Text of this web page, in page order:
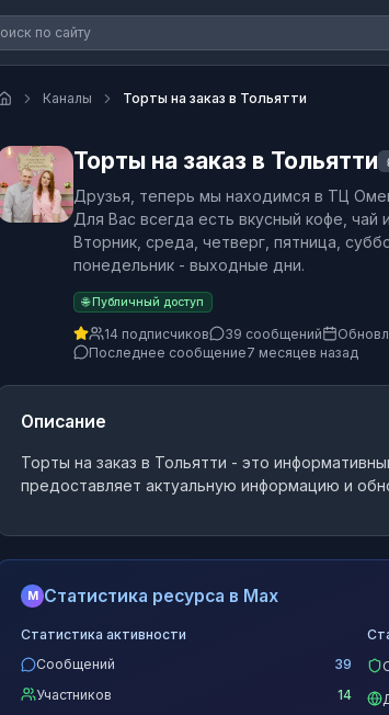
Каналы Торты на заказ в Тольятти
Торты на заказ в Тольятти
Друзья, теперь мы находимся в ТЦ
Для Вас всегда есть вкусный кофе,
Вторник, среда, четверг, пятница,
понедельник - выходные дни.
🌐 Публичный доступ
14 подписчиков 39 сообщений
Последнее сообщение7 месяцев назад
Описание
Торты на заказ в Тольятти - это
предоставляет актуальную информацию и
M Статистика ресурса в Max
Статистика активности
Сообщений
39
Участников
14